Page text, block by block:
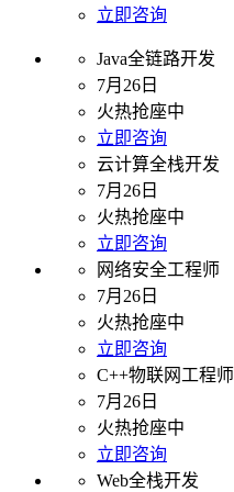
立即咨询
Java全链路开发
7月26日
火热抢座中
立即咨询
云计算全栈开发
7月26日
火热抢座中
立即咨询
网络安全工程师
7月26日
火热抢座中
立即咨询
C++物联网工程师
7月26日
火热抢座中
立即咨询
Web全栈开发